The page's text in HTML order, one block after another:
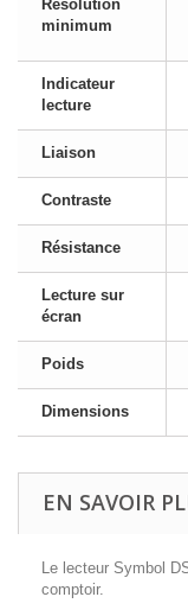
Résolution
minimum
Indicateur
lecture
Liaison
Contraste
Résistance
Lecture sur
écran
Poids
Dimensions
EN SAVOIR
Le lecteur Symbol
comptoir.